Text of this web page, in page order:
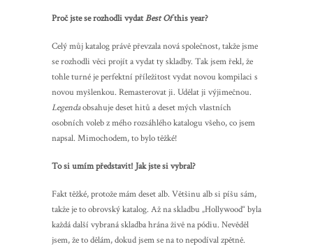
Proč jste se rozhodli vydatBest Ofthis year?
Celý můj katalog právě převzala nová společnost, takže jsme
se rozhodli věci projít a vydat ty skladby. Tak jsem řekl, že
tohle turné je perfektní příležitost vydat novou kompilaci s
novou myšlenkou. Remasterovat ji. Udělat ji výjimečnou.
Legendaobsahuje deset hitů a deset mých vlastních
osobních voleb z mého rozsáhlého katalogu všeho, co jsem
napsal. Mimochodem, to bylo těžké!
To si umím představit! Jak jste si vybral?
Fakt těžké, protože mám deset alb. Většinu alb si píšu sám,
takže je to obrovský katalog. Až na skladbu „Hollywood“ byla
každá další vybraná skladba hrána živě na pódiu. Nevěděl
jsem, že to dělám, dokud jsem se na to nepodíval zpětně.